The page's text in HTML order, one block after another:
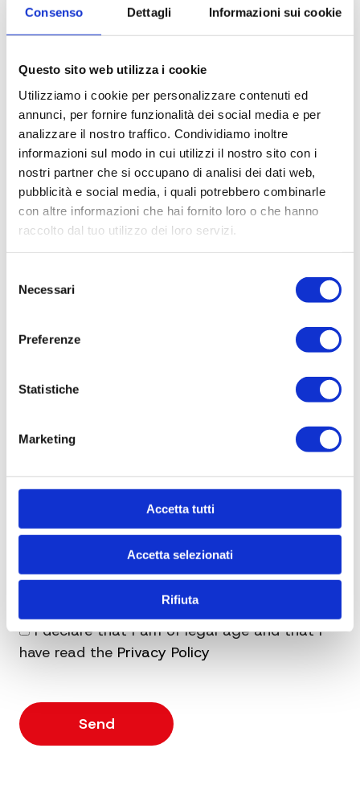
Consenso Dettagli Informazioni sui cookie
Questo sito web utilizza i cookie
Utilizziamo i cookie per personalizzare contenuti ed
annunci, per fornire funzionalità dei social media e per
analizzare il nostro traffico. Condividiamo inoltre
informazioni sul modo in cui utilizzi il nostro sito con i
nostri partner che si occupano di analisi dei dati web,
pubblicità e social media, i quali potrebbero combinarle
con altre informazioni che hai fornito loro o che hanno
raccolto dal tuo utilizzo dei loro servizi.
delNecessari
Preferenze
Statistiche
Marketing
Accetta tutti
Accetta selezionati
Rifiuta
I declare that I am of legal age and that I
have read the Privacy Policy